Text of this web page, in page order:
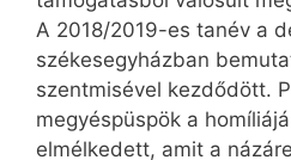
A 2018/2019-es tanév a
székesegyházban
szentmisével kezdődött.
megyéspüspök a
elmélkedett, amit a